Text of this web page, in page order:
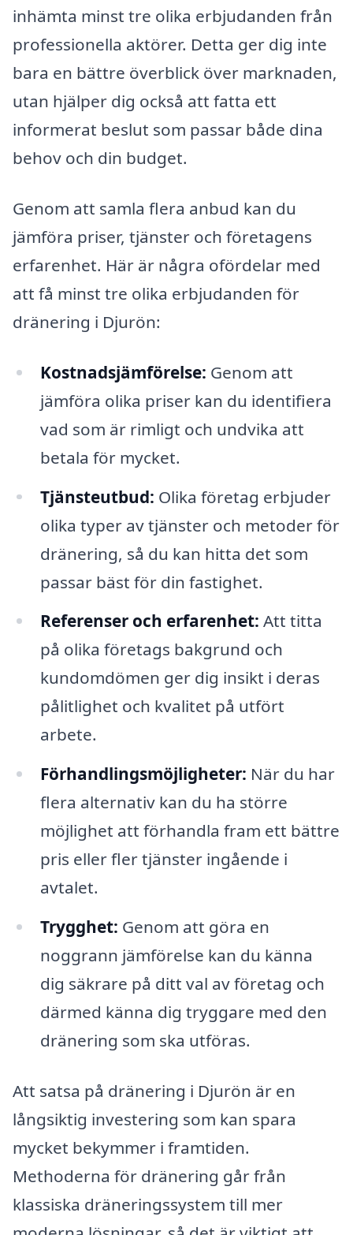
inhämta minst tre olika erbjudanden från
professionella aktörer. Detta ger dig inte
bara en bättre överblick över marknaden,
utan hjälper dig också att fatta ett
informerat beslut som passar både dina
behov och din budget.
Genom att samla flera anbud kan du
jämföra priser, tjänster och företagens
erfarenhet. Här är några ofördelar med
att få minst tre olika erbjudanden för
dränering i Djurön:
Kostnadsjämförelse: Genom att
jämföra olika priser kan du identifiera
vad som är rimligt och undvika att
betala för mycket.
Tjänsteutbud: Olika företag erbjuder
olika typer av tjänster och metoder för
dränering, så du kan hitta det som
passar bäst för din fastighet.
Referenser och erfarenhet: Att titta
på olika företags bakgrund och
kundomdömen ger dig insikt i deras
pålitlighet och kvalitet på utfört
arbete.
Förhandlingsmöjligheter: När du har
flera alternativ kan du ha större
möjlighet att förhandla fram ett bättre
pris eller fler tjänster ingående i
avtalet.
Trygghet: Genom att göra en
noggrann jämförelse kan du känna
dig säkrare på ditt val av företag och
därmed känna dig tryggare med den
dränering som ska utföras.
Att satsa på dränering i Djurön är en
långsiktig investering som kan spara
mycket bekymmer i framtiden.
Methoderna för dränering går från
klassiska dräneringssystem till mer